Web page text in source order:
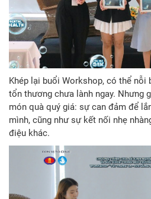
Khép lại buổi Workshop, có thể nỗi
tổn thương chưa lành ngay. Nhưng
món quà quý giá: sự can đảm để
mình, cũng như sự kết nối nhẹ
điệu khác.